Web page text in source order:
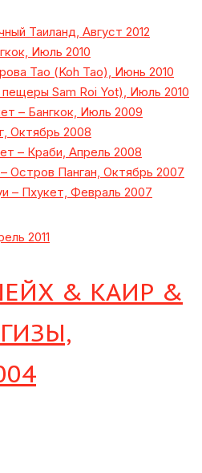
Таиланд, Август 2012
Июль 2010
Тао (Koh Tao), Июнь 2010
Sam Roi Yot), Июль 2010
– Бангкок, Июль 2009
Октябрь 2008
– Краби, Апрель 2008
Остров Панган, Октябрь 2007
– Пхукет, Февраль 2007
2011
& КАИР &